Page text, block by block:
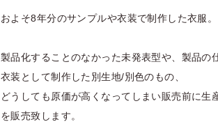
およそ8年分のサンプルや衣装で制作した衣服。
製品化することのなかった未発表型や、製品の
衣装として制作した別生地/別色のもの、
どうしても原価が高くなってしまい販売前に生
を販売致します。